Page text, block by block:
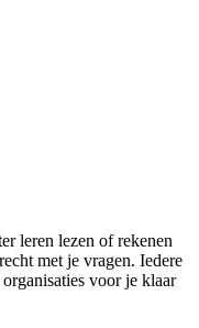
leren lezen of rekenen
met je vragen. Iedere
voor je klaar